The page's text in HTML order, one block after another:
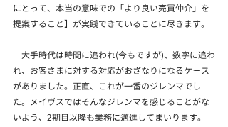
にとって、本当の意味での「より良い売買仲介」を
提案すること】が実践できていることに尽きます。
大手時代は時間に追われ(今もですが)、数字に追わ
れ、お客さまに対する対応がおざなりになるケース
がありました。正直、これが一番のジレンマでし
た。メイヴスではそんなジレンマを感じることがな
いよう、2期目以降も業務に邁進してまいります。